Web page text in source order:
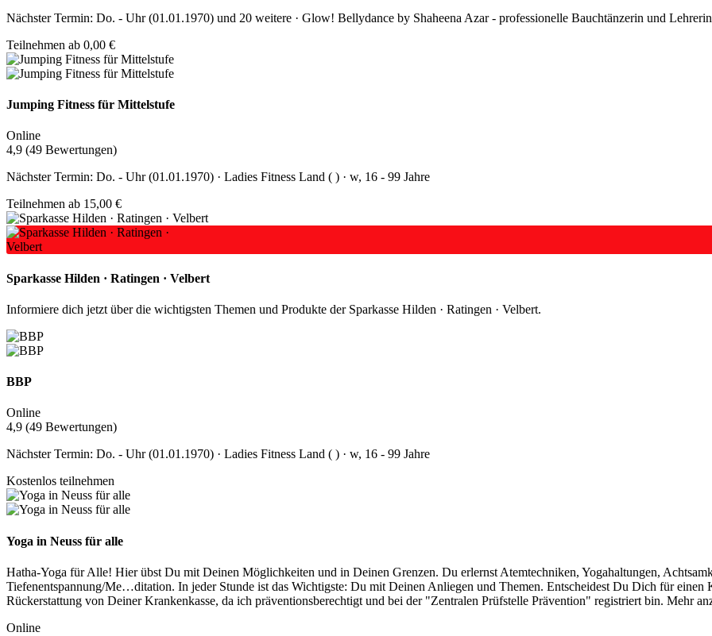
Nächster Termin: Do. - Uhr (01.01.1970) und 20 weitere · Glow! Bellydance by Shaheena Azar - professionelle Bauchtänzerin und
Teilnehmen ab 0,00 €
Jumping Fitness für Mittelstufe
Online
4,9 (49 Bewertungen)
Nächster Termin: Do. - Uhr (01.01.1970) · Ladies Fitness Land ( ) · w, 16 - 99 Jahre
Teilnehmen ab 15,00 €
Sparkasse Hilden · Ratingen · Velbert
Informiere dich jetzt über die wichtigsten Themen und Produkte der Sparkasse Hilden · Ratingen · Velbert.
BBP
Online
4,9 (49 Bewertungen)
Nächster Termin: Do. - Uhr (01.01.1970) · Ladies Fitness Land ( ) · w, 16 - 99 Jahre
Kostenlos teilnehmen
Yoga in Neuss für alle
Hatha-Yoga für Alle! Hier übst Du mit Deinen Möglichkeiten und in Deinen Grenzen. Du erlernst Atemtechniken, Yogahaltungen,
Tiefenentspannung/Me…ditation. In jeder Stunde ist das Wichtigste: Du mit Deinen Anliegen und Themen. Entscheidest Du Dich für
Rückerstattung von Deiner Krankenkasse, da ich präventionsberechtigt und bei der "Zentralen Prüfstelle Prävention" registriert bin. Mehr
Online